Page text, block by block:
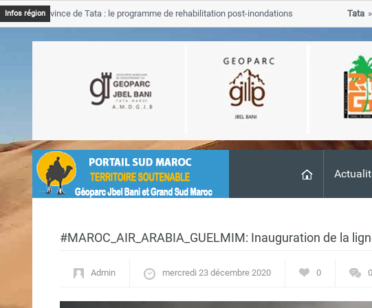
Infos région
Province de Tata : le programme de rehabilitation post-inondations
progresse
#MAROC_AIR_ARABIA_GUELMIM: Inauguration de la
Admin mercredi 23 décembre 2020 0